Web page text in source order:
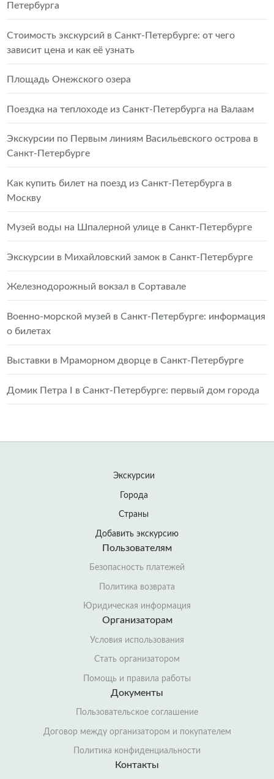
Петербурга
Стоимость экскурсий в Санкт-Петербурге: от чего
зависит цена и как её узнать
Площадь Онежского озера
Поездка на теплоходе из Санкт-Петербурга на Валаам
Экскурсии по Первым линиям Васильевского острова в
Санкт-Петербурге
Как купить билет на поезд из Санкт-Петербурга в
Москву
Музей воды на Шпалерной улице в Санкт-Петербурге
Экскурсии в Михайловский замок в Санкт-Петербурге
Железнодорожный вокзал в Сортавале
Военно-морской музей в Санкт-Петербурге: информация
о билетах
Выставки в Мраморном дворце в Санкт-Петербурге
Домик Петра I в Санкт-Петербурге: первый дом города
Экскурсии
Города
Страны
Добавить экскурсию
Пользователям
Безопасность платежей
Политика возврата
Юридическая информация
Организаторам
Условия использования
Стать организатором
Помощь и правила работы
Документы
Пользовательское соглашение
Договор между организатором и покупателем
Политика конфиденциальности
Контакты